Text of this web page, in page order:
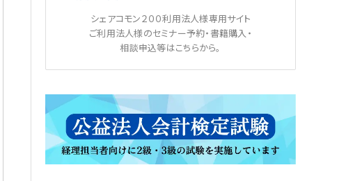
シェアコモン２００利用法人様専用サイト
ご利用法人様のセミナー予約・書籍購入・
相談申込等はこちらから。